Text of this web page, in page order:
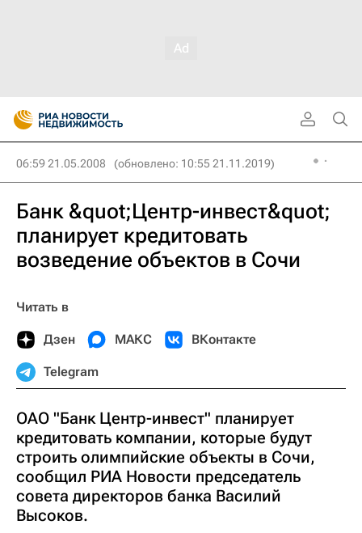
06:59 21.05.2008 (обновлено: 10:55 21.11.2019)
Банк &quot;Центр-инвест&quot;
планирует кредитовать
возведение объектов в Сочи
Читать в
Дзен МАКС ВКонтакте
Telegram
ОАО "Банк Центр-инвест" планирует
кредитовать компании, которые будут
строить олимпийские объекты в Сочи,
сообщил РИА Новости председатель
совета директоров банка Василий
Высоков.